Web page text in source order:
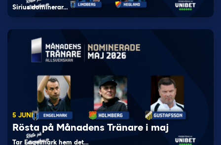
Sirius dominerar…
5 JUNI
Rösta på Månadens Tränare i maj
Tar Engelmark hem det…